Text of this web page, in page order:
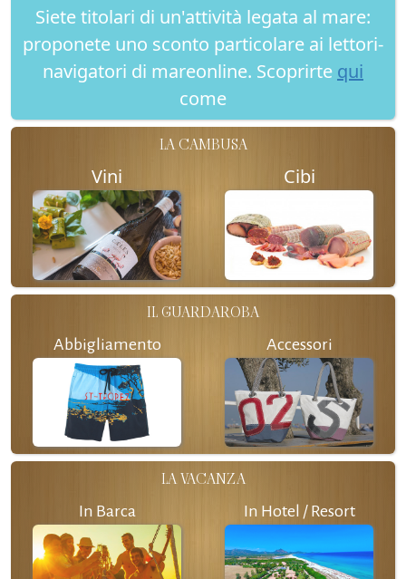
Siete titolari di un'attività legata al mare:
proponete uno sconto particolare ai lettori-
navigatori di mareonline. Scoprirte qui
come
LA CAMBUSA
Vini Cibi
IL GUARDAROBA
Abbigliamento Accessori
LA VACANZA
In Barca In Hotel / Resort